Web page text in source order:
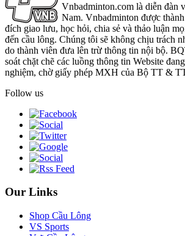
Vnbadminton.com là diễn đàn
Nam. Vnbadminton được
đích giao lưu, học hỏi, chia sẻ và thảo luận
đến cầu lông. Chúng tôi sẽ không chịu trách
do thành viên đưa lên trừ thông tin nội bộ.
soát chặt chẽ các luồng thông tin Website
nghiệm, chờ giấy phép MXH của Bộ TT &
Follow us
Our Links
Shop Cầu Lông
VS Sports